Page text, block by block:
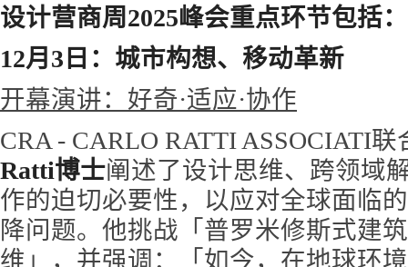
设计营商周2025峰会重点环节包括：
12月3日：城市构想、移动革新
开幕演讲：好奇·适应·协作
CRA - CARLO RATTI ASSOCIATI联
Ratti博士阐述了设计思维、跨领域
作的迫切必要性，以应对全球面临
降问题。他挑战「普罗米修斯式建
维」，并强调：「如今，在地球环